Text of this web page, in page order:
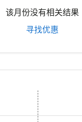
该月份没有相关结果
寻找优惠
寻找优惠
寻找优惠寻找优惠
disclaimer. 寻找优
offers-disclaimer. 寻
view-offers-
cmp-view-offers-
cmp-view-
cmp-view-
FOC–MDC: cmp-
FOC–MDC: